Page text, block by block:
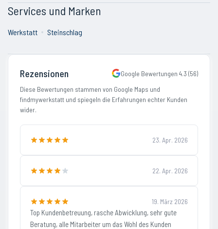
Services und Marken
Werkstatt Steinschlag
Rezensionen Google Bewertungen 4.3 (56)
Diese Bewertungen stammen von Google Maps und
findmywerkstatt und spiegeln die Erfahrungen echter Kunden
wider.
23. Apr. 2026
22. Apr. 2026
19. März 2026
Top Kundenbetreuung, rasche Abwicklung, sehr gute
Beratung, alle Mitarbeiter um das Wohl des Kunden